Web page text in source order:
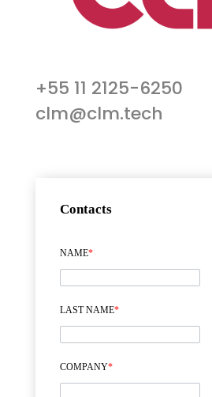
+55 11 2125-6250
clm@clm.tech
Contacts
NAME*
LAST NAME*
COMPANY*